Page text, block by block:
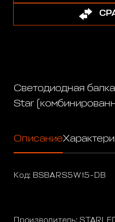
Светодиодная
Star
Описание
Код: BSBARS5W15-DB
Производитель: